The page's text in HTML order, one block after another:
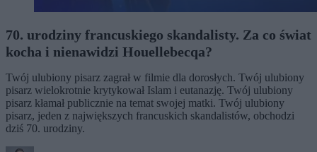
70. urodziny francuskiego skandalisty. Za co świat
kocha i nienawidzi Houellebecqa?
Twój ulubiony pisarz zagrał w filmie dla dorosłych. Twój ulubiony
pisarz wielokrotnie krytykował Islam i eutanazję. Twój ulubiony
pisarz kłamał publicznie na temat swojej matki. Twój ulubiony
pisarz, jeden z największych francuskich skandalistów, obchodzi
dziś 70. urodziny.